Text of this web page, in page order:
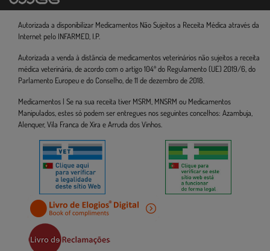
Autorizada a disponibilizar Medicamentos Não Sujeitos a Receita Médica através da
Internet pelo INFARMED, I.P.
Autorizada a venda à distância de medicamentos veterinários não sujeitos a receita
médica veterinária, de acordo com o artigo 104º do Regulamento (UE) 2019/6, do
Parlamento Europeu e do Conselho, de 11 de dezembro de 2018.
Medicamentos | Se na sua receita tiver MSRM, MNSRM ou Medicamentos
Manipulados, estes só podem ser entregues nos seguintes concelhos: Azambuja,
Alenquer, Vila Franca de Xira e Arruda dos Vinhos.